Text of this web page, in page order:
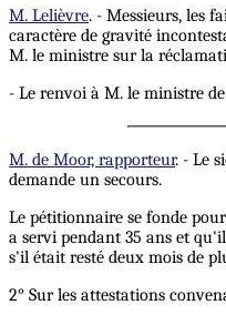
M. Lelièvre. - Messieurs, les
caractère de gravité
M. le ministre sur la
- Le renvoi à M. le ministre
M. de Moor, rapporteur. - Le
demande un secours.
Le pétitionnaire se fonde
a servi pendant 35 ans et
s'il était resté deux mois de
2° Sur les attestations